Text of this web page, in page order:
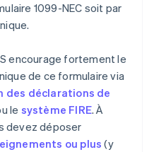
1099-NEC soit par
encourage fortement le
de ce formulaire via
des déclarations de
le système FIRE. À
devez déposer
ou plus (y